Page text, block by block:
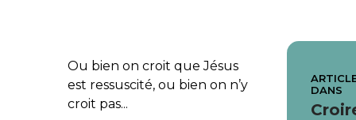
Ou bien on croit que Jésus
est ressuscité, ou bien on n’y
croit pas...
DANS